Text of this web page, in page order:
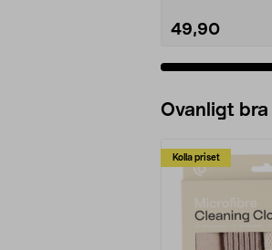
49,90
Ovanligt
Kolla priset